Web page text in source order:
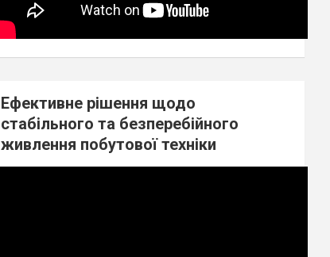
Ефективне рішення щодо
стабільного та безперебійного
живлення побутової техніки